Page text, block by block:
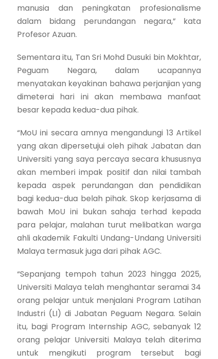
manusia dan peningkatan profesionalisme
dalam bidang perundangan negara,” kata
Profesor Azuan.
Sementara itu, Tan Sri Mohd Dusuki bin Mokhtar,
Peguam Negara, dalam ucapannya
menyatakan keyakinan bahawa perjanjian yang
dimeterai hari ini akan membawa manfaat
besar kepada kedua-dua pihak.
“MoU ini secara amnya mengandungi 13 Artikel
yang akan dipersetujui oleh pihak Jabatan dan
Universiti yang saya percaya secara khususnya
akan memberi impak positif dan nilai tambah
kepada aspek perundangan dan pendidikan
bagi kedua-dua belah pihak. Skop kerjasama di
bawah MoU ini bukan sahaja terhad kepada
para pelajar, malahan turut melibatkan warga
ahli akademik Fakulti Undang-Undang Universiti
Malaya termasuk juga dari pihak AGC.
“Sepanjang tempoh tahun 2023 hingga 2025,
Universiti Malaya telah menghantar seramai 34
orang pelajar untuk menjalani Program Latihan
Industri (LI) di Jabatan Peguam Negara. Selain
itu, bagi Program Internship AGC, sebanyak 12
orang pelajar Universiti Malaya telah diterima
untuk mengikuti program tersebut bagi